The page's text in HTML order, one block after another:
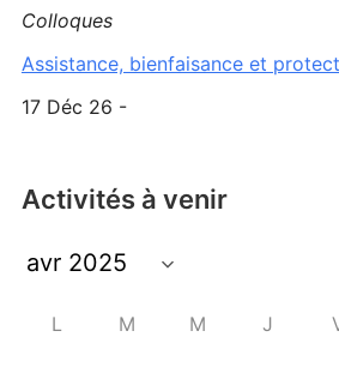
Colloques
Assistance, bienfaisance et
17 Déc 26 -
Activités à venir
L M M J